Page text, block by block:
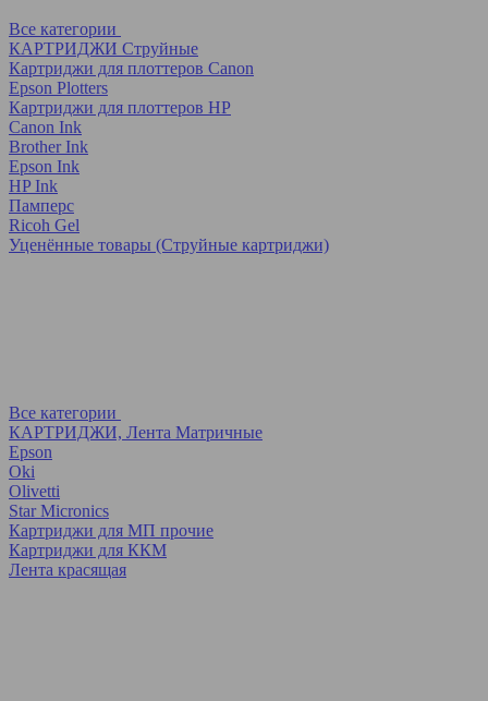
Все категории
КАРТРИДЖИ Струйные
Картриджи для плоттеров Canon
Epson Plotters
Картриджи для плоттеров HP
Canon Ink
Brother Ink
Epson Ink
HP Ink
Памперс
Ricoh Gel
Уценённые товары (Струйные картриджи)
Все категории
КАРТРИДЖИ, Лента Матричные
Epson
Oki
Olivetti
Star Micronics
Картриджи для МП прочие
Картриджи для ККМ
Лента красящая